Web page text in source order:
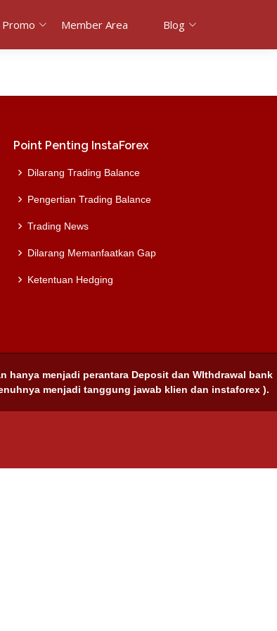
Promo Member Area Blog
Point Penting InstaForex
Dilarang Trading Balance
Pengertian Trading Balance
Trading News
Dilarang Memanfaatkan Gap
Ketentuan Hedging
hanya menjadi perantara Deposit dan WIthdrawal bank
menjadi tanggung jawab klien dan instaforex ).